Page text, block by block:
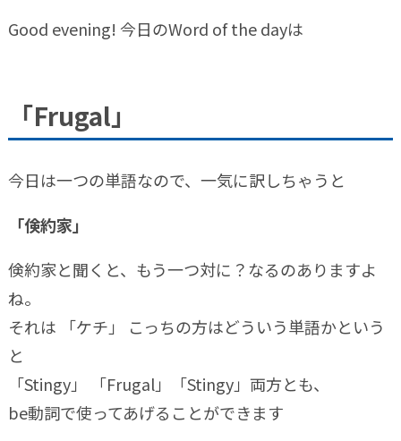
Good evening! 今日のWord of the dayは
「Frugal」
今日は一つの単語なので、一気に訳しちゃうと
「倹約家」
倹約家と聞くと、もう一つ対に？なるのありますよ
ね。
それは 「ケチ」 こっちの方はどういう単語かという
と
「Stingy」 「Frugal」「Stingy」両方とも、
be動詞で使ってあげることができます